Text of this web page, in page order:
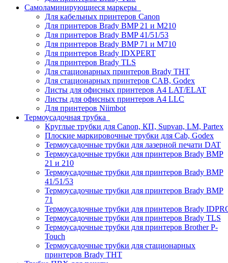
Самоламинирующиеся маркеры
Для кабельных принтеров Canon
Для принтеров Brady BMP 21 и M210
Для принтеров Brady BMP 41/51/53
Для принтеров Brady BMP 71 и M710
Для принтеров Brady IDXPERT
Для принтеров Brady TLS
Для стационарных принтеров Brady THT
Для стационарных принтеров CAB, Godex
Листы для офисных принтеров А4 LAT/ELAT
Листы для офисных принтеров А4 LLC
Для принтеров Niimbot
Термоусадочная трубка
Круглые трубки для Canon, КП, Supvan, LM, Partex
Плоские маркировочные трубки для Cab, Godex
Термоусадочные трубки для лазерной печати DAT
Термоусадочные трубки для принтеров Brady BMP
21 и 210
Термоусадочные трубки для принтеров Brady BMP
41/51/53
Термоусадочные трубки для принтеров Brady BMP
71
Термоусадочные трубки для принтеров Brady
Термоусадочные трубки для принтеров Brady TLS
Термоусадочные трубки для принтеров Brother P-
Touch
Термоусадочные трубки для стационарных
принтеров Brady THT